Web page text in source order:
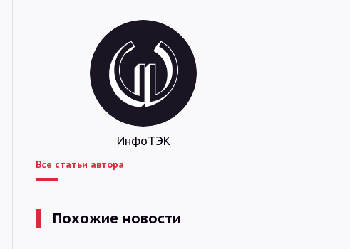
ИнфоТЭК
Все статьи автора
Похожие новости